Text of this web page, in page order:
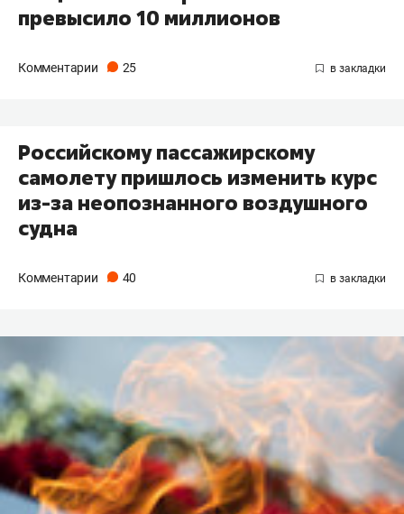
превысило 10 миллионов
Комментарии 25
Российскому пассажирскому
самолету пришлось изменить курс
из-за неопознанного воздушного
судна
Комментарии 40